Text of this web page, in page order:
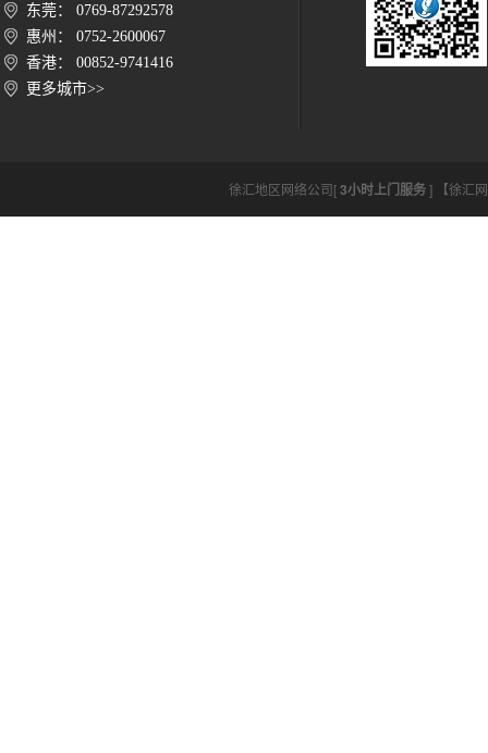
东莞： 0769-87292578
惠州： 0752-2600067
香港： 00852-9741416
更多城市>>
徐汇地区网络公司[3小时上门服务] 【徐汇